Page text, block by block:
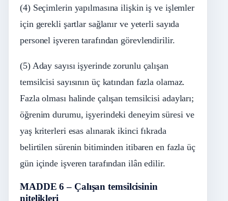
(4) Seçimlerin yapılmasına ilişkin iş ve işlemler
için gerekli şartlar sağlanır ve yeterli sayıda
personel işveren tarafından görevlendirilir.
(5) Aday sayısı işyerinde zorunlu çalışan
temsilcisi sayısının üç katından fazla olamaz.
Fazla olması halinde çalışan temsilcisi adayları;
öğrenim durumu, işyerindeki deneyim süresi ve
yaş kriterleriesas alınarak ikinci fıkrada
belirtilen sürenin bitiminden itibaren en fazla üç
gün içinde işveren tarafından ilân edilir.
MADDE 6 – Çalışan temsilcisinin
nitelikleri